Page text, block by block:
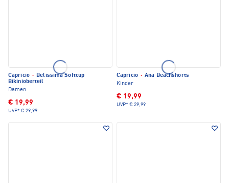
Capricio · Belissima Softcup
Bikinioberteil
Damen
€ 19,99
UVP* € 29,99
Capricio · Ana Beachshorts
Kinder
€ 19,99
UVP* € 29,99